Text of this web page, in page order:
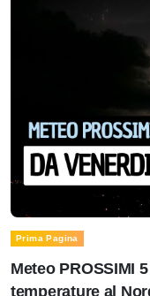
Prima Pagina
Meteo PROSSIMI
temperature al